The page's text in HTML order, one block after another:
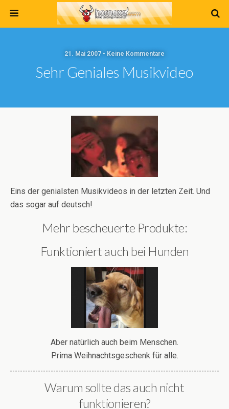
21. Mai 2007 • Keine Kommentare
Sehr Geniales Musikvideo
Eins der genialsten Musikvideos in der letzten Zeit. Und
das sogar auf deutsch!
Mehr bescheuerte Produkte:
Funktioniert auch bei Hunden
Aber natürlich auch beim Menschen.
Prima Weihnachtsgeschenk für alle.
Warum sollte das auch nicht
funktionieren?